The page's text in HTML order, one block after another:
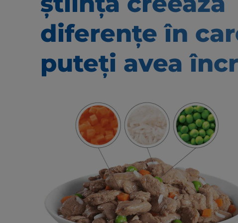
diferențe în
puteți avea